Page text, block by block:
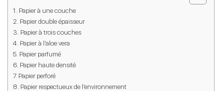
Papier à une couche
Papier double épaisseur
Papier à trois couches
Papier à l’aloe vera
Papier parfumé
Papier haute densité
Papier perforé
Papier respectueux de l’environnement